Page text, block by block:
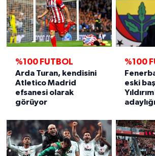
%100 FUTBOL
Arda Turan, kendisini
Atletico Madrid
efsanesi olarak
görüyor
%100
eski